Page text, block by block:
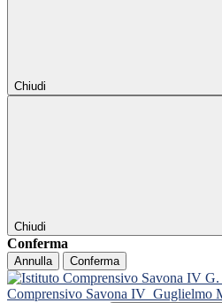
Chiudi
Chiudi
Conferma
Annulla Conferma
Comprensivo Savona IV Guglielmo